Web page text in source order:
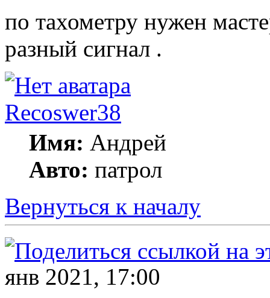
по тахометру нужен
разный сигнал .
Recoswer38
Имя: Андрей
Авто: патрол
Вернуться к началу
янв 2021, 17:00